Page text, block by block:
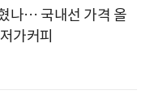
나… 국내선 가격 올
가커피